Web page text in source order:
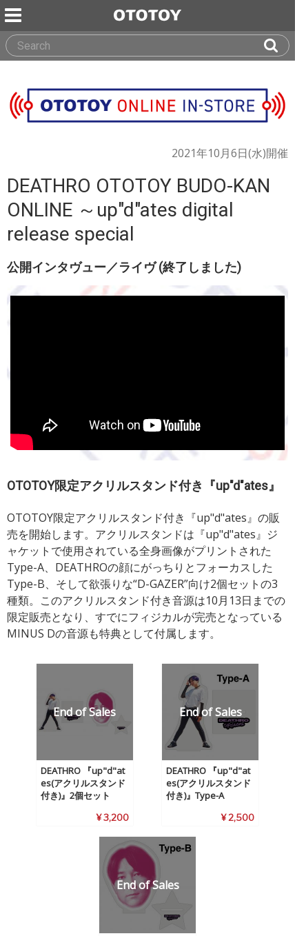
2021年10月6日(水)開催
DEATHRO OTOTOY BUDO-KAN
ONLINE ～up"d"ates digital
release special
公開インタヴュー／ライヴ (終了しました)
OTOTOY限定アクリルスタンド付き『up"d"ates』
OTOTOY限定アクリルスタンド付き『up"d"ates』の販
売を開始します。アクリルスタンドは『up"d"ates』ジ
ャケットで使用されている全身画像がプリントされた
Type-A、DEATHROの顔にがっちりとフォーカスした
Type-B、そして欲張りな“D-GAZER”向け2個セットの3
種類。このアクリルスタンド付き音源は10月13日までの
限定販売となり、すでにフィジカルが完売となっている
MINUS Dの音源も特典として付属します。
DEATHRO 『up"d"at
es(アクリルスタンド
付き)』2個セット
¥ 3,200
DEATHRO 『up"d"at
es(アクリルスタンド
付き)』Type-A
¥ 2,500